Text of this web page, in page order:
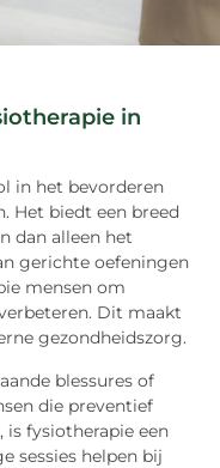
in
in het bevorderen
Het biedt een breed
dan alleen het
gerichte oefeningen
mensen om
Dit maakt
gezondheidszorg.
blessures of
die preventief
is fysiotherapie een
sessies helpen bij